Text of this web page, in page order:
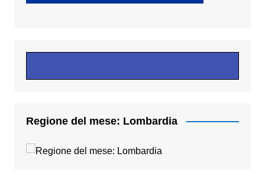
Regione del mese: Lombardia